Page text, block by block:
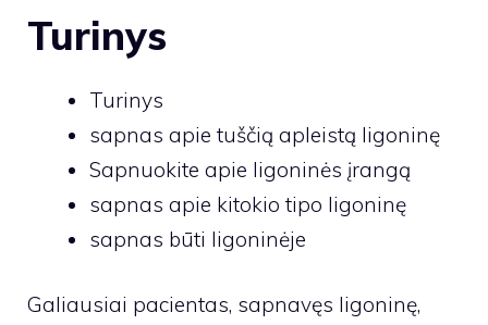
Turinys
Turinys
sapnas apie tuščią apleistą ligoninę
Sapnuokite apie ligoninės įrangą
sapnas apie kitokio tipo ligoninę
sapnas būti ligoninėje
Galiausiai pacientas, sapnavęs ligoninę,